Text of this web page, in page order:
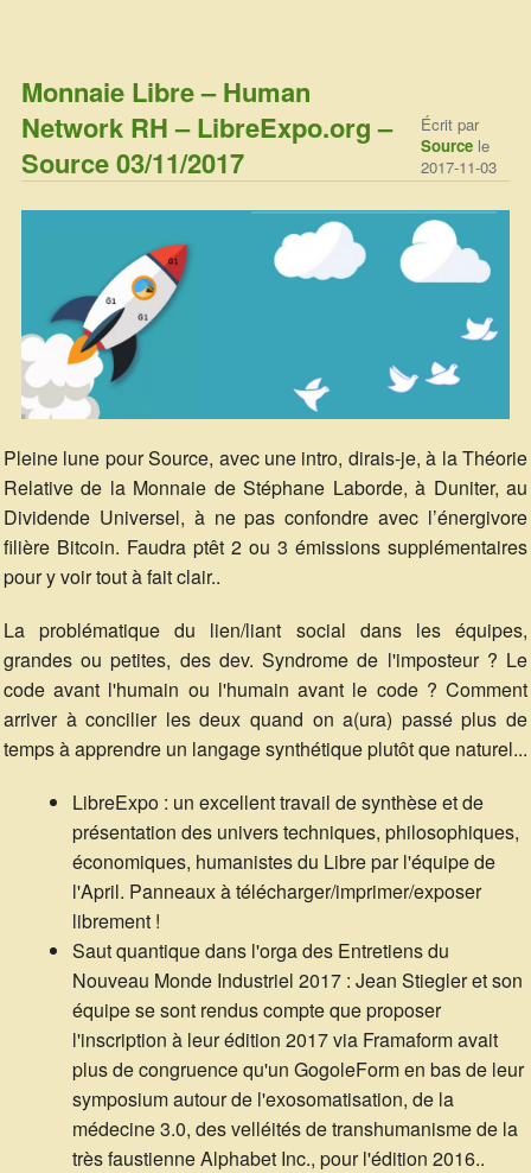
Monnaie Libre – Human
Network RH – LibreExpo.org –
Source 03/11/2017
Écrit par
Source le
2017-11-03
Pleine lune pour Source, avec une intro, dirais-je, à la Théorie
Relative de la Monnaie de Stéphane Laborde, à Duniter, au
Dividende Universel, à ne pas confondre avec l’énergivore
filière Bitcoin. Faudra ptêt 2 ou 3 émissions supplémentaires
pour y voir tout à fait clair..
La problématique du lien/liant social dans les équipes,
grandes ou petites, des dev. Syndrome de l'imposteur ? Le
code avant l'humain ou l'humain avant le code ? Comment
arriver à concilier les deux quand on a(ura) passé plus de
temps à apprendre un langage synthétique plutôt que naturel...
LibreExpo : un excellent travail de synthèse et de
présentation des univers techniques, philosophiques,
économiques, humanistes du Libre par l'équipe de
l'April. Panneaux à télécharger/imprimer/exposer
librement !
Saut quantique dans l'orga des Entretiens du
Nouveau Monde Industriel 2017 : Jean Stiegler et son
équipe se sont rendus compte que proposer
l'inscription à leur édition 2017 via Framaform avait
plus de congruence qu'un GogoleForm en bas de leur
symposium autour de l'exosomatisation, de la
médecine 3.0, des velléités de transhumanisme de la
très faustienne Alphabet Inc., pour l'édition 2016..